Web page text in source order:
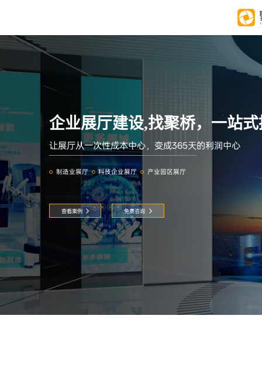
企业展厅建设,找聚桥，一站
让展厅从一次性成本中心，变成365天的利润中心
制造业展厅 科技企业展厅 产业园区展厅
查看案例 免费咨询